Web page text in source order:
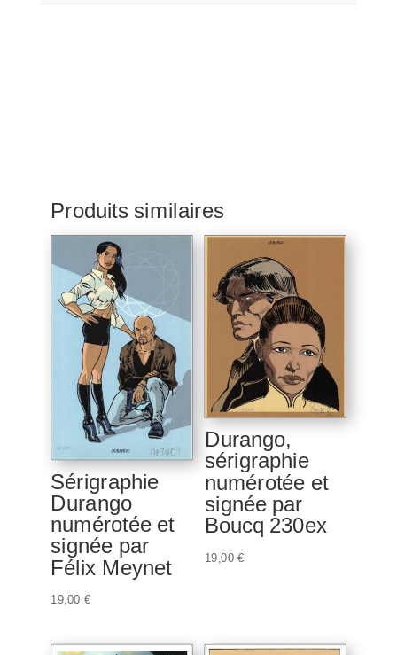
Produits similaires
Sérigraphie
Durango
numérotée et
signée par
Félix Meynet
19,00 €
Durango,
sérigraphie
numérotée et
signée par
Boucq 230ex
19,00 €